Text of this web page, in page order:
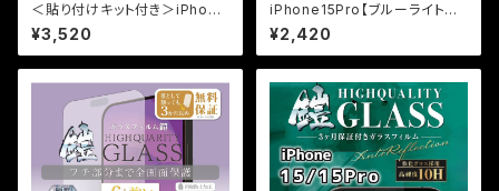
＜貼り付けキット付き＞iPhone
16Pro【のぞき見防止＆ブルーラ
イトカット】3カ月保証付き『ガラ
スフィルム鎧』全面フルカバー
¥3,520
iPhone15Pro【ブルーライトカ
ット＆反射防止】（マット）保証付
きガラスフィルム『鎧』全面フルカ
バー
¥2,420